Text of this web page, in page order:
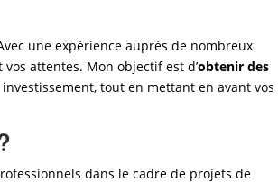
une expérience auprès de nombreux
attentes. Mon objectif est d’obtenir des
tout en mettant en avant vos
dans le cadre de projets de